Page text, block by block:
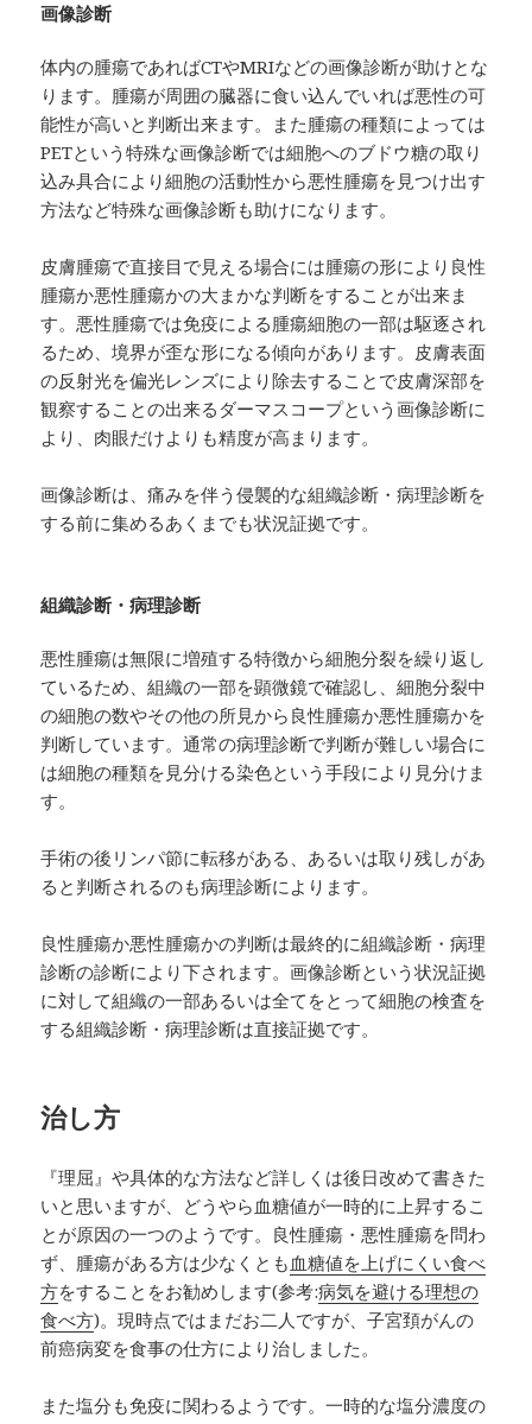
画像診断
体内の腫瘍であればCTやMRIなどの画像診断が助けとな
ります。腫瘍が周囲の臓器に食い込んでいれば悪性の可
能性が高いと判断出来ます。また腫瘍の種類によっては
PETという特殊な画像診断では細胞へのブドウ糖の取り
込み具合により細胞の活動性から悪性腫瘍を見つけ出す
方法など特殊な画像診断も助けになります。
皮膚腫瘍で直接目で見える場合には腫瘍の形により良性
腫瘍か悪性腫瘍かの大まかな判断をすることが出来ま
す。悪性腫瘍では免疫による腫瘍細胞の一部は駆逐され
るため、境界が歪な形になる傾向があります。皮膚表面
の反射光を偏光レンズにより除去することで皮膚深部を
観察することの出来るダーマスコープという画像診断に
より、肉眼だけよりも精度が高まります。
画像診断は、痛みを伴う侵襲的な組織診断・病理診断を
する前に集めるあくまでも状況証拠です。
組織診断・病理診断
悪性腫瘍は無限に増殖する特徴から細胞分裂を繰り返し
ているため、組織の一部を顕微鏡で確認し、細胞分裂中
の細胞の数やその他の所見から良性腫瘍か悪性腫瘍かを
判断しています。通常の病理診断で判断が難しい場合に
は細胞の種類を見分ける染色という手段により見分けま
す。
手術の後リンパ節に転移がある、あるいは取り残しがあ
ると判断されるのも病理診断によります。
良性腫瘍か悪性腫瘍かの判断は最終的に組織診断・病理
診断の診断により下されます。画像診断という状況証拠
に対して組織の一部あるいは全てをとって細胞の検査を
する組織診断・病理診断は直接証拠です。
治し方
『理屈』や具体的な方法など詳しくは後日改めて書きた
いと思いますが、どうやら血糖値が一時的に上昇するこ
とが原因の一つのようです。良性腫瘍・悪性腫瘍を問わ
ず、腫瘍がある方は少なくとも 血糖値を上げにくい食べ
方をすることをお勧めします(参考:病気を避ける理想の
食べ方)。現時点ではまだお二人ですが、子宮頚がんの
前癌病変を食事の仕方により治しました。
また塩分も免疫に関わるようです。一時的な塩分濃度の